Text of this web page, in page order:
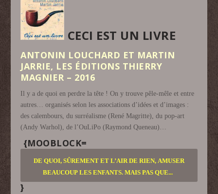
CECI EST UN LIVRE
ANTONIN LOUCHARD ET MARTIN
JARRIE, LES ÉDITIONS THIERRY
MAGNIER – 2016
Il y a de quoi en perdre la tête ! On y trouve pêle-mêle et entre
autres… organisés selon les associations d’idées et d’images :
des calembours, du surréalisme (René Magritte), du pop-art
(Andy Warhol), de l’OuLiPo (Raymond Queneau)…
{MOOBLOCK=
DE QUOI, SÛREMENT ET L’AIR DE RIEN, AMUSER
BEAUCOUP LES ENFANTS. MAIS PAS QUE...
}